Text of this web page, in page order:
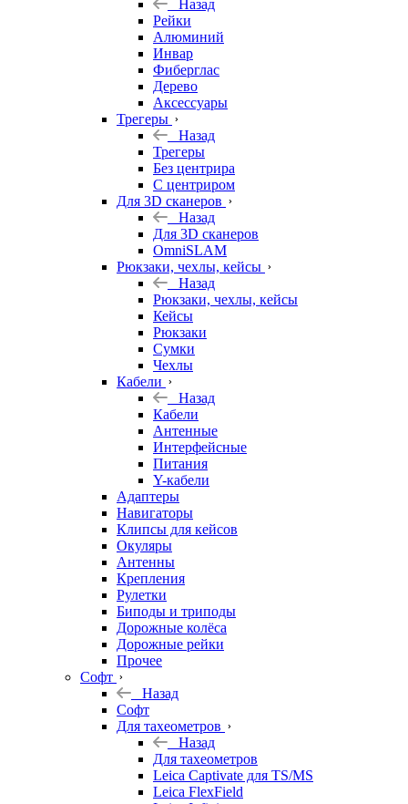
Назад
Рейки
Алюминий
Инвар
Фиберглас
Дерево
Аксессуары
Трегеры
Назад
Трегеры
Без центрира
С центриром
Для 3D сканеров
Назад
Для 3D сканеров
OmniSLAM
Рюкзаки, чехлы, кейсы
Назад
Рюкзаки, чехлы, кейсы
Кейсы
Рюкзаки
Сумки
Чехлы
Кабели
Назад
Кабели
Антенные
Интерфейсные
Питания
Y-кабели
Адаптеры
Навигаторы
Клипсы для кейсов
Окуляры
Антенны
Крепления
Рулетки
Биподы и триподы
Дорожные колёса
Дорожные рейки
Прочее
Софт
Назад
Софт
Для тахеометров
Назад
Для тахеометров
Leica Captivate для TS/MS
Leica FlexField